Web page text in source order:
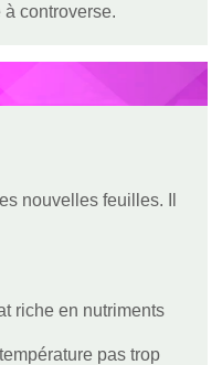
controverse.
nouvelles feuilles. Il
riche en nutriments
pas trop